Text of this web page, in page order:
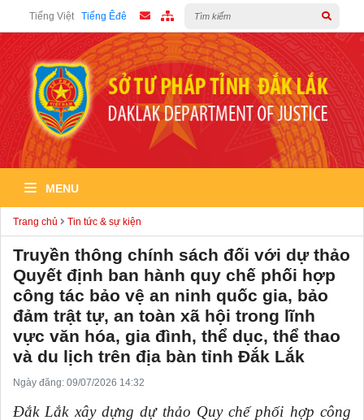
Tiếng Việt Tiếng Êđê
MENU
Trang chủ Tin tức & sự kiện
Truyền thông chính sách đối với dự thảo
Quyết định ban hành quy chế phối hợp
công tác bảo vệ an ninh quốc gia, bảo
đảm trật tự, an toàn xã hội trong lĩnh
vực văn hóa, gia đình, thể dục, thể thao
và du lịch trên địa bàn tỉnh Đắk Lắk
Ngày đăng: 09/07/2026 14:32
Đắk Lắk xây dựng dự thảo Quy chế phối hợp công